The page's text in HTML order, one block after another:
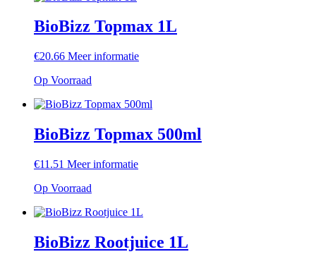
BioBizz Topmax 1L
€20.66 Meer informatie
Op Voorraad
BioBizz Topmax 500ml
€11.51 Meer informatie
Op Voorraad
BioBizz Rootjuice 1L